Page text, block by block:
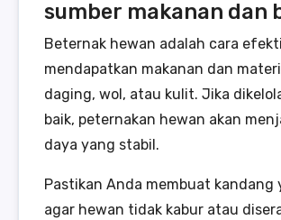
sumber makanan dan
Beternak hewan adalah cara
mendapatkan makanan dan
daging, wol, atau kulit. Jika
baik, peternakan hewan akan
daya yang stabil.
Pastikan Anda membuat kandang
agar hewan tidak kabur atau